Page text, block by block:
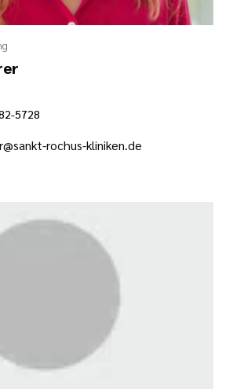
5728
rochus-kliniken.de